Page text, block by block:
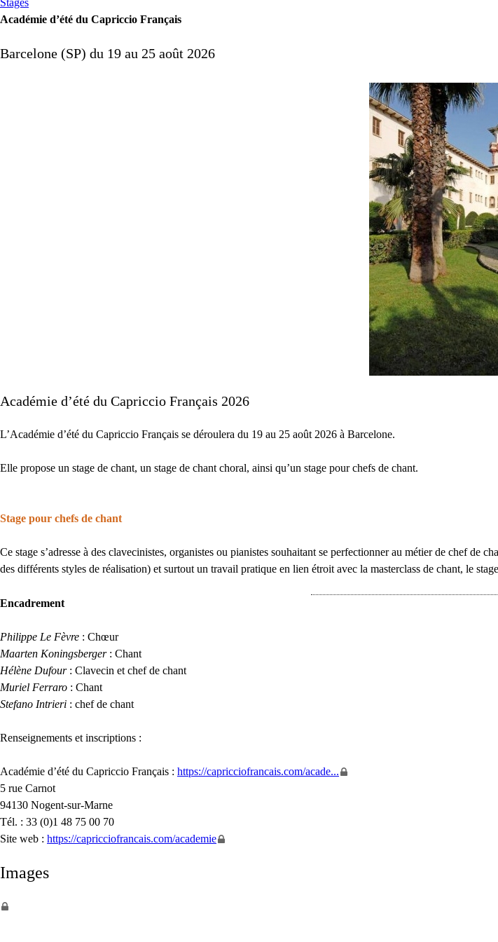
Stages
Académie d’été du Capriccio Français
Barcelone (SP) du 19 au 25 août 2026
Académie d’été du Capriccio Français 2026
L’Académie d’été du Capriccio Français se déroulera du 19 au 25 août 2026 à Barcelone.
Elle propose un stage de chant, un stage de chant choral, ainsi qu’un stage pour chefs de chant.
Stage pour chefs de chant
Ce stage s’adresse à des clavecinistes, organistes ou pianistes souhaitant se perfectionner au métier de chef
des différents styles de réalisation) et surtout un travail pratique en lien étroit avec la masterclass de chant, le
Encadrement
Philippe Le Fèvre : Chœur
Maarten Koningsberger: Chant
Hélène Dufour: Clavecin et chef de chant
Muriel Ferraro : Chant
Stefano Intrieri : chef de chant
Renseignements et inscriptions :
Académie d’été du Capriccio Français : https://capricciofrancais.com/acade...
5 rue Carnot
94130 Nogent-sur-Marne
Tél. : 33 (0)1 48 75 00 70
Site web : https://capricciofrancais.com/academie
Images